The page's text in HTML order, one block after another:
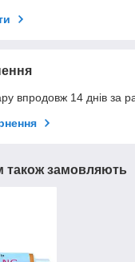
впродовж 14 днів за
також замовляють